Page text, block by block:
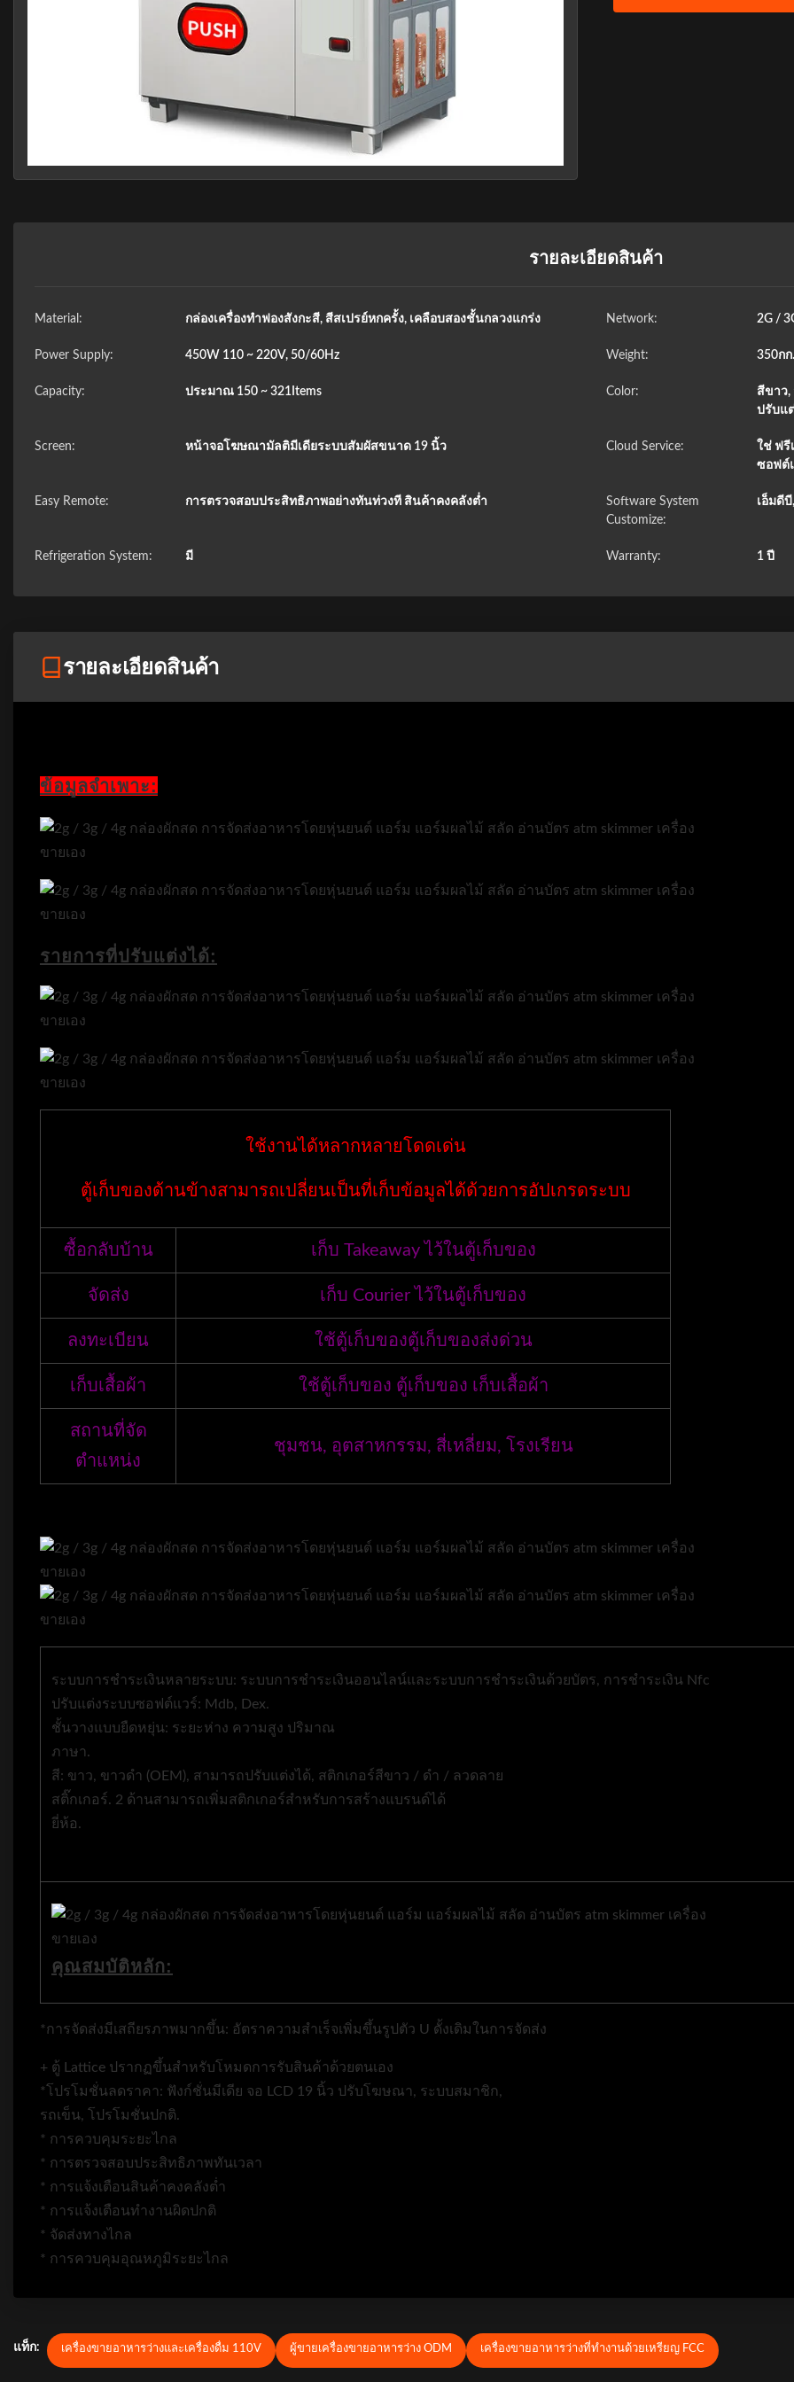
รายละเอียดสินค้า
Material: กล่องเครื่องทำฟองสังกะสี, สีสเปรย์หกครั้ง, เคลือบสองชั้นกลวงแกร่ง Network: 2G /
Power Supply: 450W 110 ~ 220V, 50/60Hz Weight: 350ก
Capacity: ประมาณ 150 ~ 321Items Color:
สีขาว,
ปรับแ
Screen: หน้าจอโฆษณามัลติมีเดียระบบสัมผัสขนาด 19 นิ้ว Cloud Service:
ใช่ ฟ
ซอฟต์
Easy Remote: การตรวจสอบประสิทธิภาพอย่างทันท่วงที สินค้าคงคลังต่ำ
Software System
Customize:
เอ็มดีบี
Refrigeration System: มี Warranty: 1 ปี
รายละเอียดสินค้า
ข้อมูลจำเพาะ:
รายการที่ปรับแต่งได้:
ใช้งานได้หลากหลายโดดเด่น
ตู้เก็บของด้านข้างสามารถเปลี่ยนเป็นที่เก็บข้อมูลได้ด้วยการอัปเกรดระบบ
ซื้อกลับบ้าน เก็บ Takeaway ไว้ในตู้เก็บของ
จัดส่ง เก็บ Courier ไว้ในตู้เก็บของ
ลงทะเบียน ใช้ตู้เก็บของตู้เก็บของส่งด่วน
เก็บเสื้อผ้า ใช้ตู้เก็บของ ตู้เก็บของ เก็บเสื้อผ้า
สถานที่จัด
ตำแหน่ง
ชุมชน, อุตสาหกรรม, สี่เหลี่ยม, โรงเรียน
ระบบการชำระเงินหลายระบบ: ระบบการชำระเงินออนไลน์และระบบการชำระเงินด้วยบัตร, การชำระเงิน Nfc
ปรับแต่งระบบซอฟต์แวร์: Mdb, Dex.
ชั้นวางแบบยืดหยุ่น: ระยะห่าง ความสูง ปริมาณ
ภาษา.
สี: ขาว, ขาวดำ (OEM), สามารถปรับแต่งได้, สติกเกอร์สีขาว / ดำ / ลวดลาย
สติ๊กเกอร์. 2 ด้านสามารถเพิ่มสติกเกอร์สำหรับการสร้างแบรนด์ได้
ยี่ห้อ.
คุณสมบัติหลัก:
*การจัดส่งมีเสถียรภาพมากขึ้น: อัตราความสำเร็จเพิ่มขึ้นรูปตัว U ดั้งเดิมในการจัดส่ง
+ ตู้ Lattice ปรากฏขึ้นสำหรับโหมดการรับสินค้าด้วยตนเอง
*โปรโมชั่นลดราคา: ฟังก์ชั่นมีเดีย จอ LCD 19 นิ้ว ปรับโฆษณา, ระบบสมาชิก,
รถเข็น, โปรโมชั่นปกติ.
* การควบคุมระยะไกล
* การตรวจสอบประสิทธิภาพทันเวลา
* การแจ้งเตือนสินค้าคงคลังต่ำ
* การแจ้งเตือนทำงานผิดปกติ
* จัดส่งทางไกล
* การควบคุมอุณหภูมิระยะไกล
แท็ก: เครื่องขายอาหารว่างและเครื่องดื่ม 110V ผู้ขายเครื่องขายอาหารว่าง ODM เครื่องขายอาหารว่างที่ทํางานด้วยเหรียญ FCC